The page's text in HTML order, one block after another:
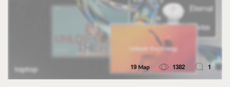
19 Мар 1382 1